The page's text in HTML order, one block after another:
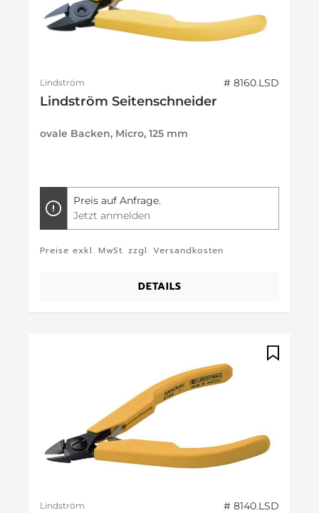
Lindström # 8160.LSD
Lindström Seitenschneider
ovale Backen, Micro, 125 mm
Preis auf Anfrage.
Jetzt anmelden
Preise exkl. MwSt. zzgl. Versandkosten
DETAILS
Lindström # 8140.LSD